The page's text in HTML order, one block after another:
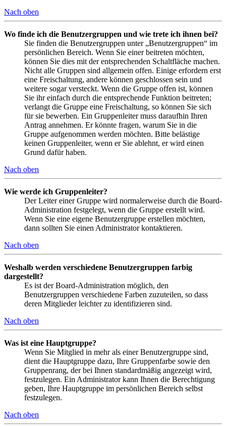
Nach oben
Wo finde ich die Benutzergruppen und wie trete ich ihnen bei?
Sie finden die Benutzergruppen unter „Benutzergruppen“ im
persönlichen Bereich. Wenn Sie einer beitreten möchten,
können Sie dies mit der entsprechenden Schaltfläche machen.
Nicht alle Gruppen sind allgemein offen. Einige erfordern erst
eine Freischaltung, andere können geschlossen sein und
weitere sogar versteckt. Wenn die Gruppe offen ist, können
Sie ihr einfach durch die entsprechende Funktion beitreten;
verlangt die Gruppe eine Freischaltung, so können Sie sich
für sie bewerben. Ein Gruppenleiter muss daraufhin Ihren
Antrag annehmen. Er könnte fragen, warum Sie in die
Gruppe aufgenommen werden möchten. Bitte belästige
keinen Gruppenleiter, wenn er Sie ablehnt, er wird einen
Grund dafür haben.
Nach oben
Wie werde ich Gruppenleiter?
Der Leiter einer Gruppe wird normalerweise durch die Board-
Administration festgelegt, wenn die Gruppe erstellt wird.
Wenn Sie eine eigene Benutzergruppe erstellen möchten,
dann sollten Sie einen Administrator kontaktieren.
Nach oben
Weshalb werden verschiedene Benutzergruppen farbig
dargestellt?
Es ist der Board-Administration möglich, den
Benutzergruppen verschiedene Farben zuzuteilen, so dass
deren Mitglieder leichter zu identifizieren sind.
Nach oben
Was ist eine Hauptgruppe?
Wenn Sie Mitglied in mehr als einer Benutzergruppe sind,
dient die Hauptgruppe dazu, Ihre Gruppenfarbe sowie den
Gruppenrang, der bei Ihnen standardmäßig angezeigt wird,
festzulegen. Ein Administrator kann Ihnen die Berechtigung
geben, Ihre Hauptgruppe im persönlichen Bereich selbst
festzulegen.
Nach oben